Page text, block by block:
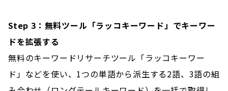
Step 3：無料ツール「ラッコキーワード」でキーワー
ドを拡張する
無料のキーワードリサーチツール「ラッコキーワー
ド」などを使い、1つの単語から派生する2語、3語の組